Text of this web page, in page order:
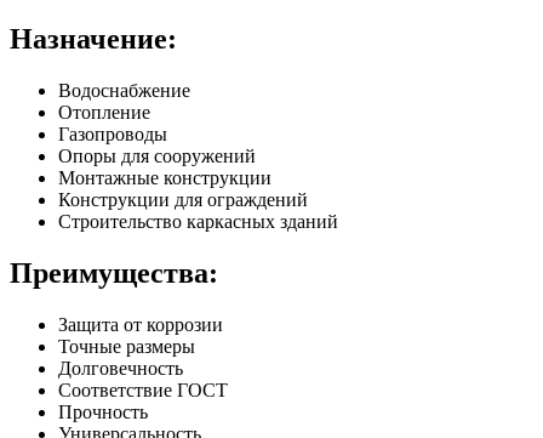
Назначение:
Водоснабжение
Отопление
Газопроводы
Опоры для сооружений
Монтажные конструкции
Конструкции для ограждений
Строительство каркасных зданий
Преимущества:
Защита от коррозии
Точные размеры
Долговечность
Соответствие ГОСТ
Прочность
Универсальность